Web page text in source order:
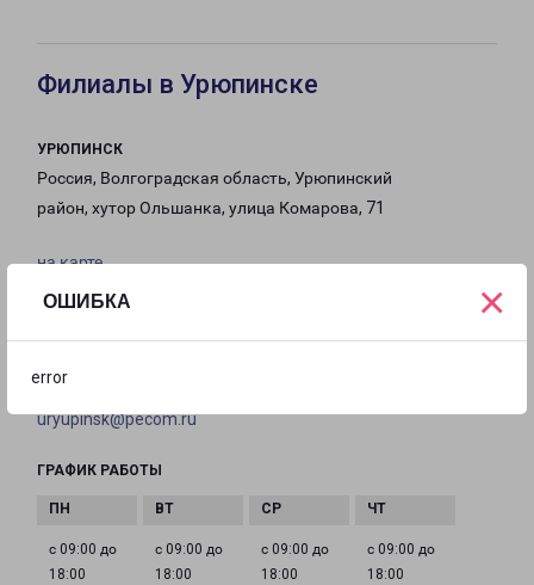
ОШИБКА
error
×
Филиалы в Урюпинске
УРЮПИНСК
Россия, Волгоградская область, Урюпинский
район, хутор Ольшанка, улица Комарова, 71
на карте
ТЕЛЕФОН
8 (84442)3-12-00
uryupinsk@pecom.ru
ГРАФИК РАБОТЫ
с 09:00 до
18:00
с 09:00 до
18:00
с 09:00 до
18:00
с 09:00 до
18:00